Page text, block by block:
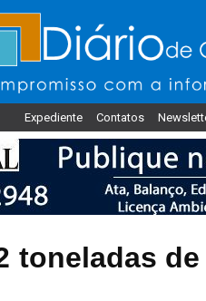
Expediente Contatos
toneladas